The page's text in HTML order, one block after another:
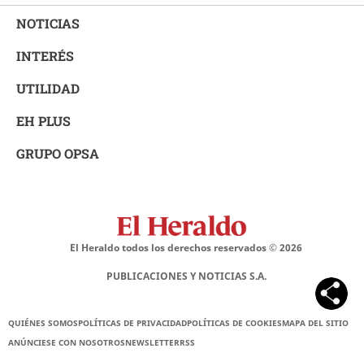
NOTICIAS
INTERÉS
UTILIDAD
EH PLUS
GRUPO OPSA
El Heraldo todos los derechos reservados ©2026
PUBLICACIONES Y NOTICIAS S.A.
QUIÉNES SOMOSPOLÍTICAS DE PRIVACIDADPOLÍTICAS DE COOKIESMAPA DEL SITIO
ANÚNCIESE CON NOSOTROSNEWSLETTERRSS